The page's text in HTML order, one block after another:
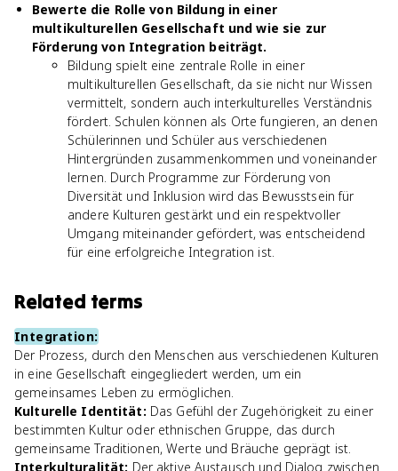
Bewerte die Rolle von Bildung in einer
multikulturellen Gesellschaft und wie sie zur
Förderung von Integration beiträgt.
Bildung spielt eine zentrale Rolle in einer
multikulturellen Gesellschaft, da sie nicht nur Wissen
vermittelt, sondern auch interkulturelles Verständnis
fördert. Schulen können als Orte fungieren, an denen
Schülerinnen und Schüler aus verschiedenen
Hintergründen zusammenkommen und voneinander
lernen. Durch Programme zur Förderung von
Diversität und Inklusion wird das Bewusstsein für
andere Kulturen gestärkt und ein respektvoller
Umgang miteinander gefördert, was entscheidend
für eine erfolgreiche Integration ist.
Related terms
Integration:
Der Prozess, durch den Menschen aus verschiedenen Kulturen
in eine Gesellschaft eingegliedert werden, um ein
gemeinsames Leben zu ermöglichen.
Kulturelle Identität: Das Gefühl der Zugehörigkeit zu einer
bestimmten Kultur oder ethnischen Gruppe, das durch
gemeinsame Traditionen, Werte und Bräuche geprägt ist.
Interkulturalität: Der aktive Austausch und Dialog zwischen